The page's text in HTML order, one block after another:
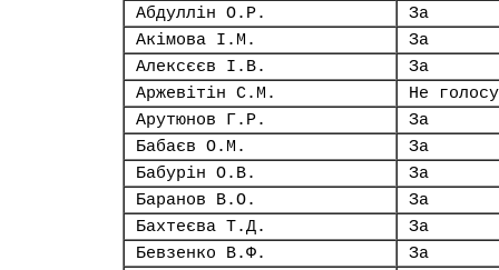
Абдуллін О.Р.
За
Акімова І.М.
За
Алексєєв І.В.
За
Аржевітін С.М.
Не
Арутюнов Г.Р.
За
Бабаєв О.М.
За
Бабурін О.В.
За
Баранов В.О.
За
Бахтеєва Т.Д.
За
Бевзенко В.Ф.
За